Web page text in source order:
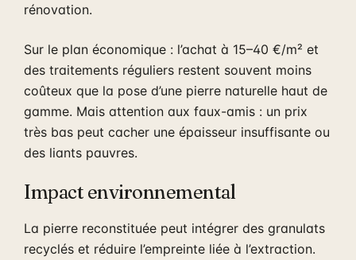
rénovation.
Sur le plan économique : l’achat à 15–40 €/m² et
des traitements réguliers restent souvent moins
coûteux que la pose d’une pierre naturelle haut de
gamme. Mais attention aux faux-amis : un prix
très bas peut cacher une épaisseur insuffisante ou
des liants pauvres.
Impact environnemental
La pierre reconstituée peut intégrer des granulats
recyclés et réduire l’empreinte liée à l’extraction.